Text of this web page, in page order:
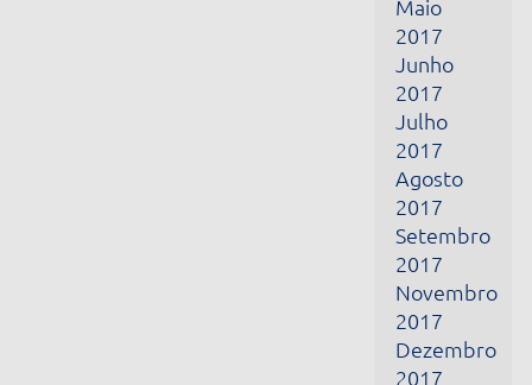
Julho
2017
Agosto
2017
Setembro
2017
Novembro
2017
Dezembro
2017
Janeiro
2018
Março
2018
Abril